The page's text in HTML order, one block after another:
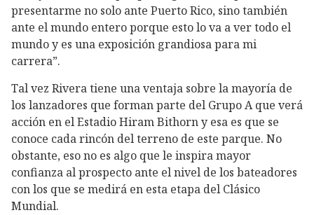
presentarme no solo ante Puerto Rico, sino también
ante el mundo entero porque esto lo va a ver todo el
mundo y es una exposición grandiosa para mi
carrera”.
Tal vez Rivera tiene una ventaja sobre la mayoría de
los lanzadores que forman parte del Grupo A que verá
acción en el Estadio Hiram Bithorn y esa es que se
conoce cada rincón del terreno de este parque. No
obstante, eso no es algo que le inspira mayor
confianza al prospecto ante el nivel de los bateadores
con los que se medirá en esta etapa del Clásico
Mundial.